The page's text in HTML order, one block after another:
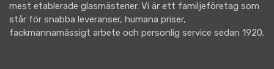
mest etablerade glasmästerier. Vi är ett familjeföretag som
står för snabba leveranser, humana priser,
fackmannamässigt arbete och personlig service sedan 1920.